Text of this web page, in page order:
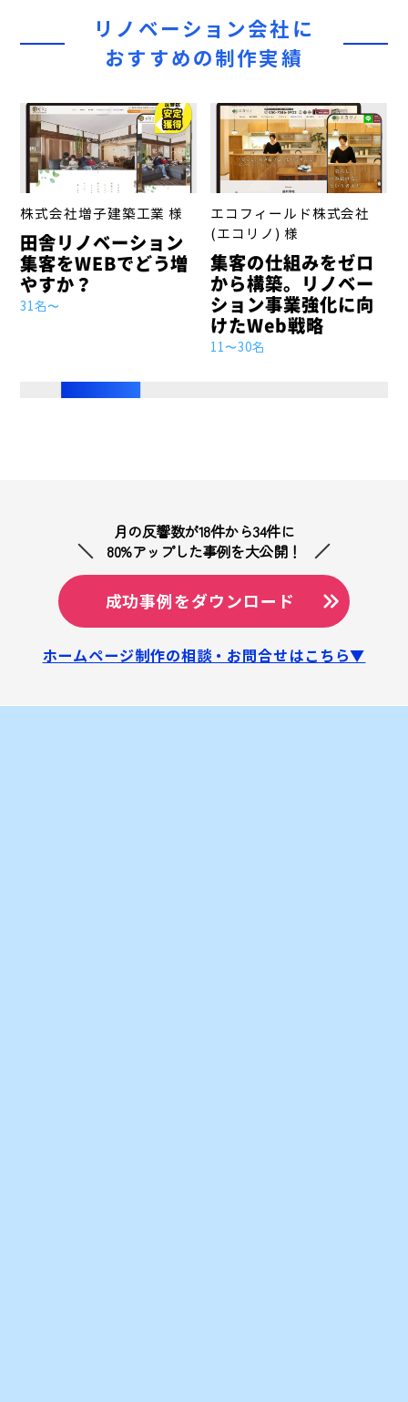
リノベーション会社に
おすすめの制作実績
株式会社増子建築工業 様
田舎リノベーション
集客をWEBでどう増
やすか？
31名〜
エコフィールド株式会社
(エコリノ) 様
集客の仕組みをゼロ
から構築。リノベー
ション事業強化に向
けたWeb戦略
11〜30名
月の反響数が18件から34件に
80%アップした事例を大公開！
成功事例をダウンロード
ホームページ制作の相談・お問合せはこちら▼